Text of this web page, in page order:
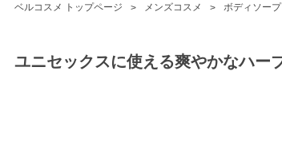
ベルコスメ トップページ
メンズコスメ ボディソープ
ユニセックスに使える爽やかなハー